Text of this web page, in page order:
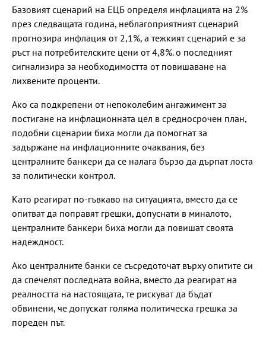
Базовият сценарий на ЕЦБ определя инфлацията на 2%
през следващата година, неблагоприятният сценарий
прогнозира инфлация от 2,1%, а тежкият сценарий е за
ръст на потребителските цени от 4,8%. о последният
сигнализира за необходимостта от повишаване на
лихвените проценти.
Ако са подкрепени от непоколебим ангажимент за
постигане на инфлационната цел в средносрочен план,
подобни сценарии биха могли да помогнат за
задържане на инфлационните очаквания, без
централните банкери да се налага бързо да дърпат лоста
за политически контрол.
Като реагират по-гъвкаво на ситуацията, вместо да се
опитват да поправят грешки, допуснати в миналото,
централните банкери биха могли да повишат своята
надеждност.
Ако централните банки се съсредоточат върху опитите си
да спечелят последната война, вместо да реагират на
реалността на настоящата, те рискуват да бъдат
обвинени, че допускат голяма политическа грешка за
пореден път.